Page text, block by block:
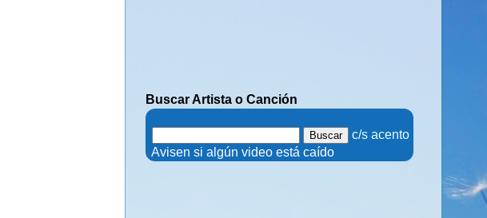
Buscar Artista o Canción
c/s acento
. Avisen si algún video está caído